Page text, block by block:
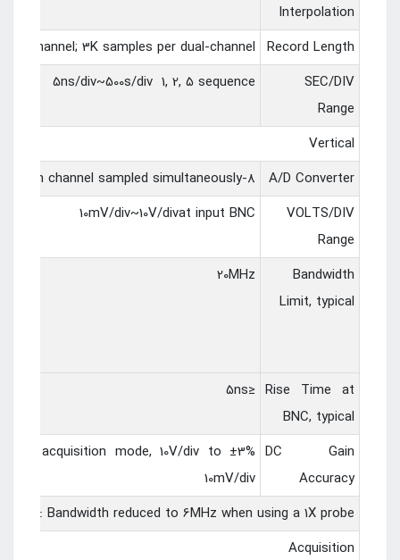
Interpolation
Record Length
channel; 3K samples per dual-channel
SEC/DIV
Range
5ns/div~500s/div 1, 2, 5 sequence
Vertical
A/D Converter
8-bit resolution,each channel sampled simultaneously
VOLTS/DIV
Range
10mV/div~10V/divat input BNC
Bandwidth
Limit, typical
20MHz
Rise Time at
BNC, typical
≤5ns
DC Gain
Accuracy
acquisition mode, 10V/div to
10mV/div
Note: Bandwidth reduced to 6MHz when using a 1X probe.
Acquisition